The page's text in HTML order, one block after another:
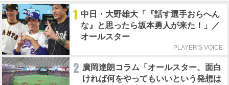
1 中日・大野雄大「『話す選手おらへん
な』と思ったら坂本勇人が来た！」／
オールスター
PLAYER'S VOICE
2 廣岡達朗コラム「オールスター、面白
ければ何をやってもいいという発想は